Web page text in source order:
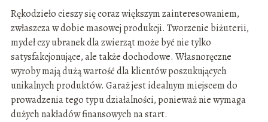
Rękodzieło cieszy się coraz większym zainteresowaniem,
zwłaszcza w dobie masowej produkcji. Tworzenie biżuterii,
mydeł czy ubranek dla zwierząt może być nie tylko
satysfakcjonujące, ale także dochodowe. Własnoręczne
wyroby mają dużą wartość dla klientów poszukujących
unikalnych produktów. Garaż jest idealnym miejscem do
prowadzenia tego typu działalności, ponieważ nie wymaga
dużych nakładów finansowych na start.